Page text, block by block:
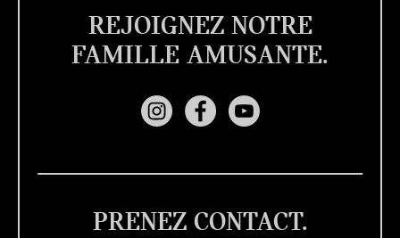
REJOIGNEZ NOTRE
FAMILLE AMUSANTE.
PRENEZ CONTACT.